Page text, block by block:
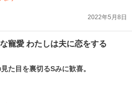
2022年5月8日
寵愛 わたしは夫に恋をする
た目を裏切るSみに歓喜。